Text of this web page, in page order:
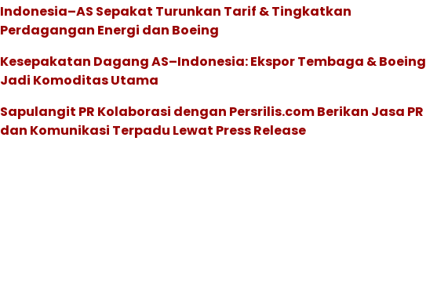
Indonesia–AS Sepakat Turunkan Tarif & Tingkatkan
Perdagangan Energi dan Boeing
Kesepakatan Dagang AS–Indonesia: Ekspor Tembaga & Boeing
Jadi Komoditas Utama
Sapulangit PR Kolaborasi dengan Persrilis.com Berikan Jasa PR
dan Komunikasi Terpadu Lewat Press Release